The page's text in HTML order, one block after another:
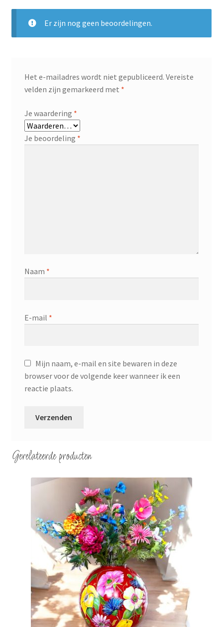
Er zijn nog geen beoordelingen.
Het e-mailadres wordt niet gepubliceerd. Vereiste
velden zijn gemarkeerd met *
Je waardering *
Je beoordeling *
Naam *
E-mail *
Mijn naam, e-mail en site bewaren in deze
browser voor de volgende keer wanneer ik een
reactie plaats.
Gerelateerde producten